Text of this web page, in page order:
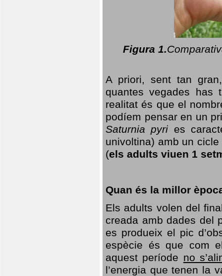
Figura 1.
A priori, sent tan
quantes vegades has
realitat és que el
podíem pensar en un
Saturnia pyri es
univoltina) amb un
(els adults viuen 1
Quan és la millor
Els adults volen del
creada amb dades del
es produeix el pic
espècie és que com
aquest període no
l’energia que tenen la